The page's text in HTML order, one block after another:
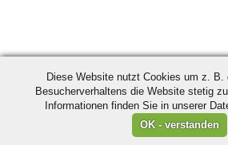
Diese Website nutzt Cookies um z. B.
Besucherverhaltens die Website stetig
Informationen finden Sie in unserer